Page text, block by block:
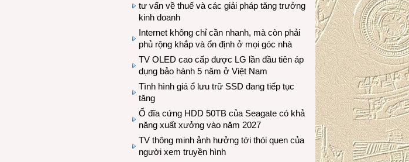
tư vấn về thuế và các giải pháp tăng trưởng
kinh doanh
Internet không chỉ cần nhanh, mà còn phải
phủ rộng khắp và ổn định ở mọi góc nhà
TV OLED cao cấp được LG lần đầu tiên áp
dụng bảo hành 5 năm ở Việt Nam
Tình hình giá ổ lưu trữ SSD đang tiếp tục
tăng
Ổ đĩa cứng HDD 50TB của Seagate có khả
năng xuất xưởng vào năm 2027
TV thông minh ảnh hưởng tới thói quen của
người xem truyền hình